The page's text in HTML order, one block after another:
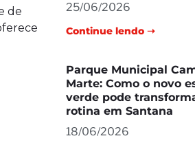
de
25/06/2026
Continue lendo ➝
Parque Municipal
Marte: Como o novo
verde pode
rotina em Santana
18/06/2026